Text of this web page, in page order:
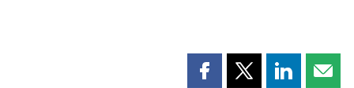
PartagerPartagerPartager